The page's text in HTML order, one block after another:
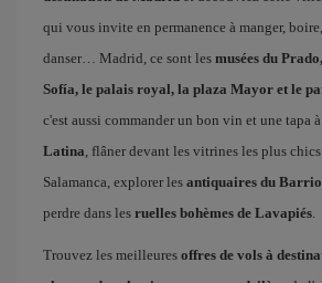
qui vous invite en permanence à manger,
danser… Madrid, ce sont les musées du
Sofía, le palais royal, la plaza Mayor et le
c'est aussi commander un bon vin et une tapa
Latina, flâner devant les vitrines les plus
Salamanca, explorer les antiquaires du
perdre dans les ruelles bohèmes de Lavapiés.
Trouvez les meilleures offres de vols à